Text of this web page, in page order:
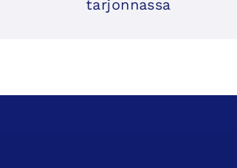
tarjonnassa